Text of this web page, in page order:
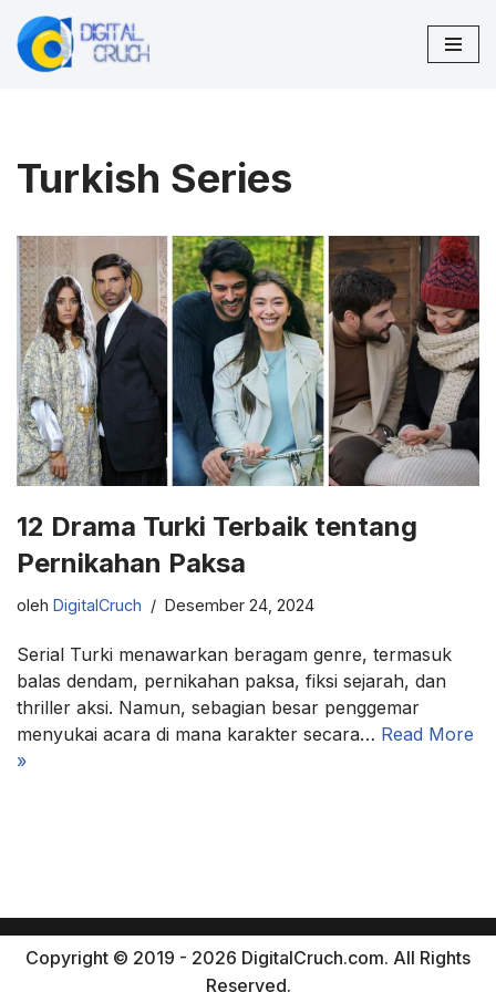
Lompat
Turkish Series
12 Drama Turki Terbaik tentang
Pernikahan Paksa
oleh DigitalCruch Desember 24, 2024
Serial Turki menawarkan beragam genre, termasuk
balas dendam, pernikahan paksa, fiksi sejarah, dan
thriller aksi. Namun, sebagian besar penggemar
menyukai acara di mana karakter secara… Read More
»
Copyright © 2019 - 2026 DigitalCruch.com. All Rights
Reserved.